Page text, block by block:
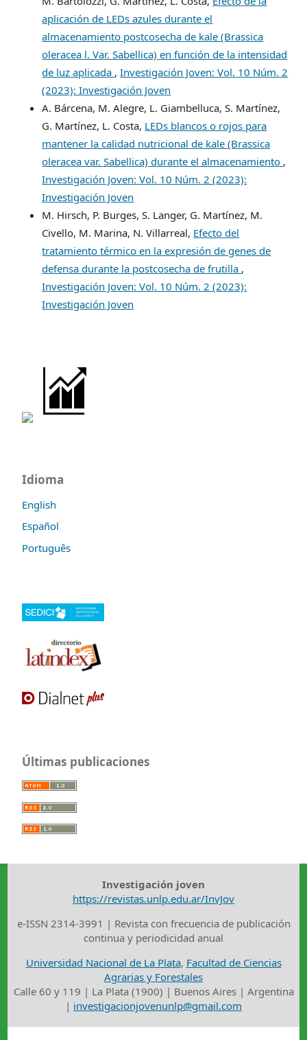
aplicación de LEDs azules durante el
almacenamiento postcosecha de kale (Brassica
oleracea l. Var. Sabellica) en función de la intensidad
de luz aplicada ,Investigación Joven: Vol. 10 Núm. 2
(2023): Investigación Joven
A. Bárcena, M. Alegre, L. Giambelluca, S. Martínez,
G. Martínez, L. Costa, LEDs blancos o rojos para
mantener la calidad nutricional de kale (Brassica
oleracea var. Sabellica) durante el almacenamiento ,
Investigación Joven: Vol. 10 Núm. 2 (2023):
Investigación Joven
M. Hirsch, P. Burges, S. Langer, G. Martínez, M.
Civello, M. Marina, N. Villarreal, Efecto del
tratamiento térmico en la expresión de genes de
defensa durante la postcosecha de frutilla ,
Investigación Joven: Vol. 10 Núm. 2 (2023):
Investigación Joven
Idioma
English
Español
Português
Últimas publicaciones
Investigación joven
https://revistas.unlp.edu.ar/InvJov
e-ISSN 2314-3991 | Revista con frecuencia de publicación
continua y periodicidad anual
Universidad Nacional de La Plata, Facultad de Ciencias
Agrarias y Forestales
Calle 60 y 119 | La Plata (1900) | Buenos Aires | Argentina
| investigacionjovenunlp@gmail.com